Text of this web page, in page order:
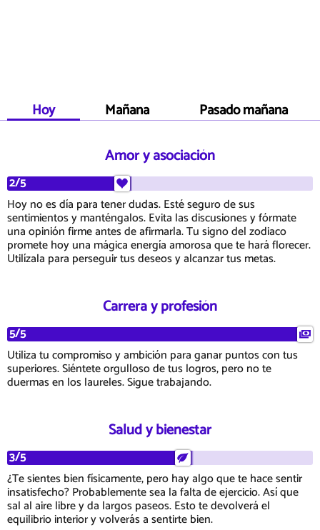
Hoy Mañana Pasado mañana
Amor y asociación
2/5
Hoy no es día para tener dudas. Esté seguro de sus
sentimientos y manténgalos. Evita las discusiones y fórmate
una opinión firme antes de afirmarla. Tu signo del zodiaco
promete hoy una mágica energía amorosa que te hará florecer.
Utilízala para perseguir tus deseos y alcanzar tus metas.
Carrera y profesión
5/5
Utiliza tu compromiso y ambición para ganar puntos con tus
superiores. Siéntete orgulloso de tus logros, pero no te
duermas en los laureles. Sigue trabajando.
Salud y bienestar
3/5
¿Te sientes bien físicamente, pero hay algo que te hace sentir
insatisfecho? Probablemente sea la falta de ejercicio. Así que
sal al aire libre y da largos paseos. Esto te devolverá el
equilibrio interior y volverás a sentirte bien.